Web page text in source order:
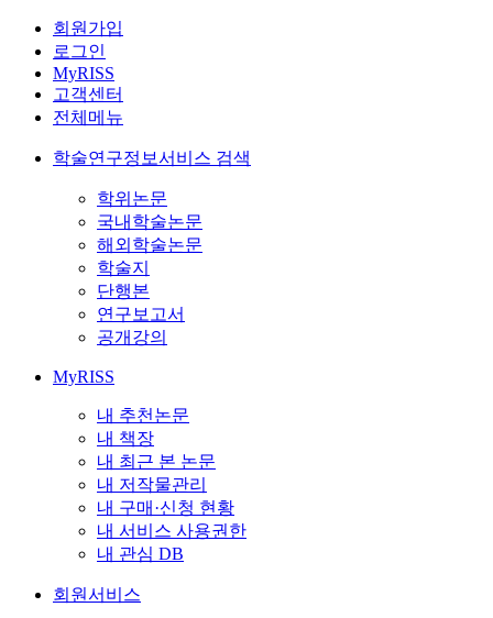
회원가입
로그인
MyRISS
고객센터
전체메뉴
학술연구정보서비스 검색
학위논문
국내학술논문
해외학술논문
학술지
단행본
연구보고서
공개강의
MyRISS
내 추천논문
내 책장
내 최근 본 논문
내 저작물관리
내 구매·신청 현황
내 서비스 사용권한
내 관심 DB
회원서비스